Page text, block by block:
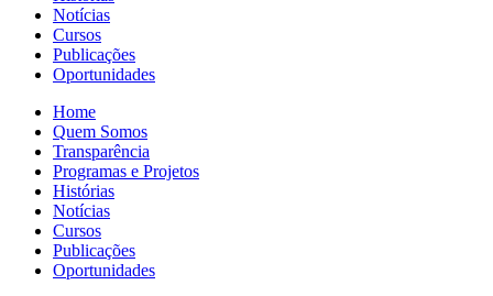
Notícias
Cursos
Publicações
Oportunidades
Home
Quem Somos
Transparência
Programas e Projetos
Histórias
Notícias
Cursos
Publicações
Oportunidades